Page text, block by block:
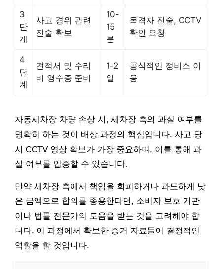
3
단
계
사고 경위 관련
진술 확보
10-
15
분
목격자 진술, CCTV
확인 요청
4
단
계
견적서 및 수리
비 영수증 준비
1-2
일
공식적인 정비소 이
용
자동세차장 차량 손상 시, 세차장 측의 과실 여부를
명확히 하는 것이 배상 과정의 핵심입니다. 사고 당
시 CCTV 영상 확보가 가장 중요하며, 이를 통해 과
실 여부를 입증할 수 있습니다.
만약 세차장 측에서 책임을 회피하거나 과도하게 낮
은 금액으로 합의를 종용한다면, 소비자 보호 기관
이나 법률 전문가의 도움을 받는 것을 고려해야 합
니다. 이 과정에서 확보한 증거 자료들이 결정적인
역할을 할 것입니다.